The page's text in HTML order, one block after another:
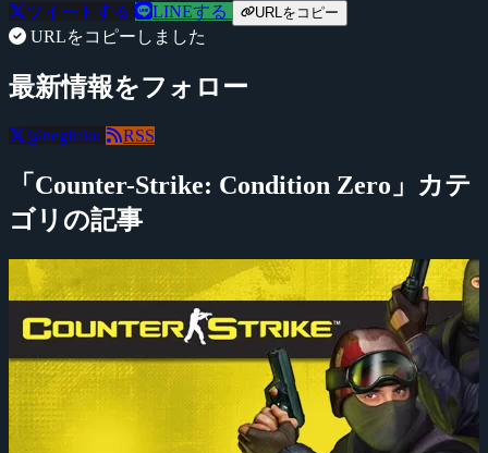
ツイートする LINEする URLをコピー
URLをコピーしました
最新情報をフォロー
@negitaku RSS
「Counter-Strike: Condition Zero」カテ
ゴリの記事